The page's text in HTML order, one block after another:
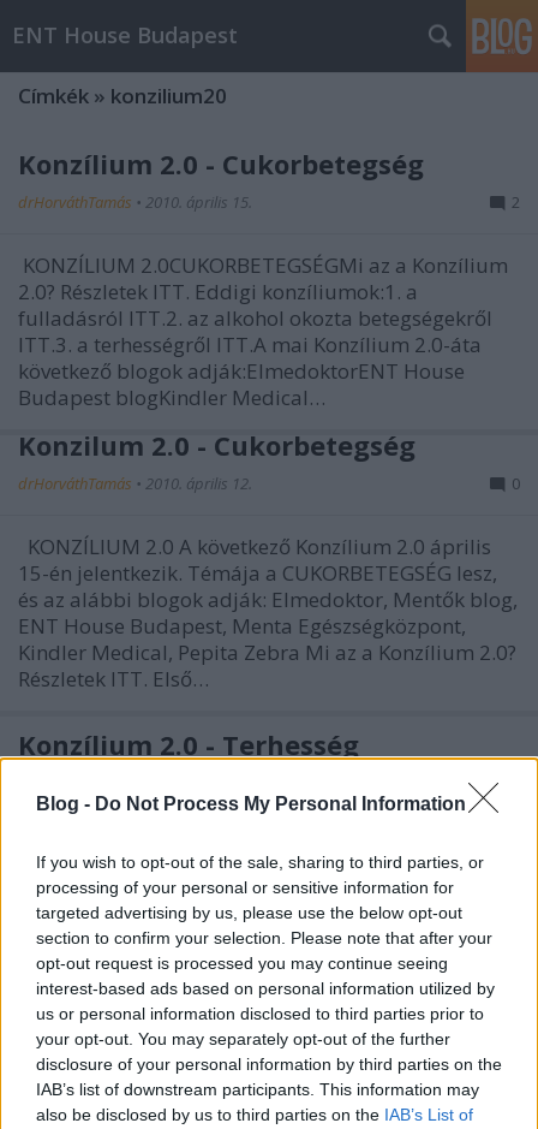
Blog - Do Not Process My Personal Information
If you wish to opt-out of the sale, sharing to third parties, or
processing of your personal or sensitive information for
targeted advertising by us, please use the below opt-out
section to confirm your selection. Please note that after your
opt-out request is processed you may continue seeing
interest-based ads based on personal information utilized by
us or personal information disclosed to third parties prior to
your opt-out. You may separately opt-out of the further
disclosure of your personal information by third parties on the
IAB’s list of downstream participants. This information may
also be disclosed by us to third parties on the IAB’s List of
ENT House Budapest
Címkék » konzilium20
Konzílium 2.0 - Cukorbetegség
drHorváthTamás • 2010. április 15. 2
KONZÍLIUM 2.0CUKORBETEGSÉGMi az a Konzílium
2.0? Részletek ITT. Eddigi konzíliumok:1. a
fulladásról ITT.2. az alkohol okozta betegségekről
ITT.3. a terhességről ITT.A mai Konzílium 2.0-áta
következő blogok adják:ElmedoktorENT House
Budapest blogKindler Medical…
Konzilum 2.0 - Cukorbetegség
drHorváthTamás • 2010. április 12. 0
KONZÍLIUM 2.0 A következő Konzílium 2.0 április
15-én jelentkezik. Témája a CUKORBETEGSÉG lesz,
és az alábbi blogok adják: Elmedoktor, Mentők blog,
ENT House Budapest, Menta Egészségközpont,
Kindler Medical, Pepita Zebra Mi az a Konzílium 2.0?
Részletek ITT. Első…
Konzílium 2.0 - Terhesség
Részletek ITT. Első Konzílium 2.0 a fulladásról
ITT.Második Konzílium 2.0 azalkohol okozta
betegségekről ITT.A mai Konzílium 2.0-áta
következő blogok adják:ElmedoktorENT House
Budapest blogKindler Medical blogMentaközpont…
Konzílium 2.0 - Terhesség
drHorváthTamás•2010. március 03.